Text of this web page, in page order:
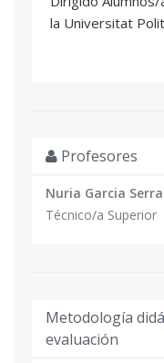
la Universitat
Profesores
Nuria Garcia Serra
Técnico/a Superior
Metodología
evaluación